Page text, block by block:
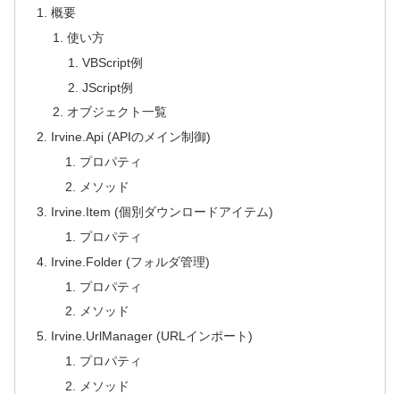
概要
使い方
VBScript例
JScript例
オブジェクト一覧
Irvine.Api (APIのメイン制御)
プロパティ
メソッド
Irvine.Item (個別ダウンロードアイテム)
プロパティ
Irvine.Folder (フォルダ管理)
プロパティ
メソッド
Irvine.UrlManager (URLインポート)
プロパティ
メソッド